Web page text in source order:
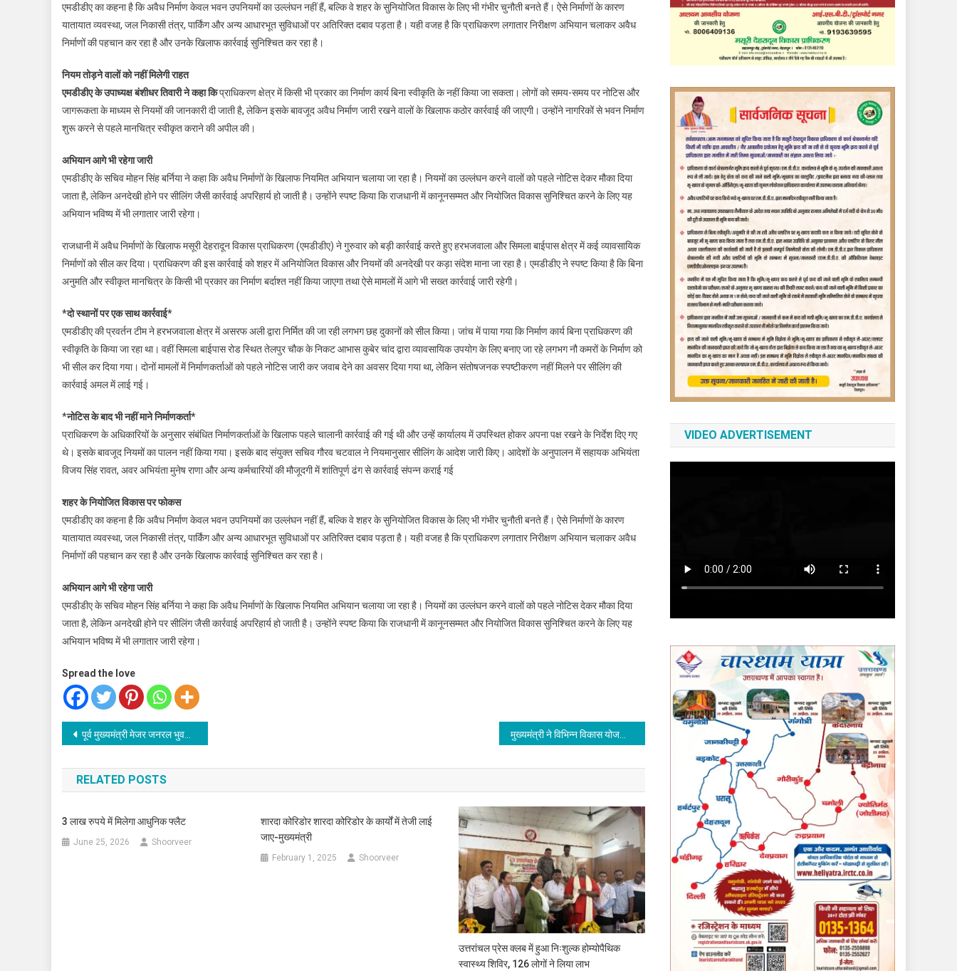
एमडीडीए का कहना है कि अवैध निर्माण केवल भवन उपनियमों का उल्लंघन नहीं हैं, बल्कि वे शहर के सुनियोजित विकास के लिए भी गंभीर चुनौती बनते हैं। ऐसे निर्माणों के कारण
यातायात व्यवस्था, जल निकासी तंत्र, पार्किंग और अन्य आधारभूत सुविधाओं पर अतिरिक्त दबाव पड़ता है। यही वजह है कि प्राधिकरण लगातार निरीक्षण अभियान चलाकर अवैध
निर्माणों की पहचान कर रहा है और उनके खिलाफ कार्रवाई सुनिश्चित कर रहा है।
नियम तोड़ने वालों को नहीं मिलेगी राहत
एमडीडीए के उपाध्यक्ष बंशीधर तिवारी ने कहा किप्राधिकरण क्षेत्र में किसी भी प्रकार का निर्माण कार्य बिना स्वीकृति के नहीं किया जा सकता। लोगों को समय-समय पर नोटिस और
जागरूकता के माध्यम से नियमों की जानकारी दी जाती है, लेकिन इसके बावजूद अवैध निर्माण जारी रखने वालों के खिलाफ कठोर कार्रवाई की जाएगी। उन्होंने नागरिकों से भवन निर्माण
शुरू करने से पहले मानचित्र स्वीकृत कराने की अपील की।
अभियान आगे भी रहेगा जारी
एमडीडीए के सचिव मोहन सिंह बर्निया ने कहा कि अवैध निर्माणों के खिलाफ नियमित अभियान चलाया जा रहा है। नियमों का उल्लंघन करने वालों को पहले नोटिस देकर मौका दिया
जाता है, लेकिन अनदेखी होने पर सीलिंग जैसी कार्रवाई अपरिहार्य हो जाती है। उन्होंने स्पष्ट किया कि राजधानी में कानूनसम्मत और नियोजित विकास सुनिश्चित करने के लिए यह
अभियान भविष्य में भी लगातार जारी रहेगा।
राजधानी में अवैध निर्माणों के खिलाफ मसूरी देहरादून विकास प्राधिकरण (एमडीडीए) ने गुरुवार को बड़ी कार्रवाई करते हुए हरभजवाला और सिमला बाईपास क्षेत्र में कई व्यावसायिक
निर्माणों को सील कर दिया। प्राधिकरण की इस कार्रवाई को शहर में अनियोजित विकास और नियमों की अनदेखी पर कड़ा संदेश माना जा रहा है। एमडीडीए ने स्पष्ट किया है कि बिना
अनुमति और स्वीकृत मानचित्र के किसी भी प्रकार का निर्माण बर्दाश्त नहीं किया जाएगा तथा ऐसे मामलों में आगे भी सख्त कार्रवाई जारी रहेगी।
*दो स्थानों पर एक साथ कार्रवाई*
एमडीडीए की प्रवर्तन टीम ने हरभजवाला क्षेत्र में असरफ अली द्वारा निर्मित की जा रही लगभग छह दुकानों को सील किया। जांच में पाया गया कि निर्माण कार्य बिना प्राधिकरण की
स्वीकृति के किया जा रहा था। वहीं सिमला बाईपास रोड स्थित तेलपुर चौक के निकट आभास कुबेर चांद द्वारा व्यावसायिक उपयोग के लिए बनाए जा रहे लगभग नौ कमरों के निर्माण को
भी सील कर दिया गया। दोनों मामलों में निर्माणकर्ताओं को पहले नोटिस जारी कर जवाब देने का अवसर दिया गया था, लेकिन संतोषजनक स्पष्टीकरण नहीं मिलने पर सीलिंग की
कार्रवाई अमल में लाई गई।
*नोटिस के बाद भी नहीं माने निर्माणकर्ता*
प्राधिकरण के अधिकारियों के अनुसार संबंधित निर्माणकर्ताओं के खिलाफ पहले चालानी कार्रवाई की गई थी और उन्हें कार्यालय में उपस्थित होकर अपना पक्ष रखने के निर्देश दिए गए
थे। इसके बावजूद नियमों का पालन नहीं किया गया। इसके बाद संयुक्त सचिव गौरव चटवाल ने नियमानुसार सीलिंग के आदेश जारी किए। आदेशों के अनुपालन में सहायक अभियंता
विजय सिंह रावत, अवर अभियंता मुनेष राणा और अन्य कर्मचारियों की मौजूदगी में शांतिपूर्ण ढंग से कार्रवाई संपन्न कराई गई
शहर के नियोजित विकास पर फोकस
एमडीडीए का कहना है कि अवैध निर्माण केवल भवन उपनियमों का उल्लंघन नहीं हैं, बल्कि वे शहर के सुनियोजित विकास के लिए भी गंभीर चुनौती बनते हैं। ऐसे निर्माणों के कारण
यातायात व्यवस्था, जल निकासी तंत्र, पार्किंग और अन्य आधारभूत सुविधाओं पर अतिरिक्त दबाव पड़ता है। यही वजह है कि प्राधिकरण लगातार निरीक्षण अभियान चलाकर अवैध
निर्माणों की पहचान कर रहा है और उनके खिलाफ कार्रवाई सुनिश्चित कर रहा है।
अभियान आगे भी रहेगा जारी
एमडीडीए के सचिव मोहन सिंह बर्निया ने कहा कि अवैध निर्माणों के खिलाफ नियमित अभियान चलाया जा रहा है। नियमों का उल्लंघन करने वालों को पहले नोटिस देकर मौका दिया
जाता है, लेकिन अनदेखी होने पर सीलिंग जैसी कार्रवाई अपरिहार्य हो जाती है। उन्होंने स्पष्ट किया कि राजधानी में कानूनसम्मत और नियोजित विकास सुनिश्चित करने के लिए यह
अभियान भविष्य में भी लगातार जारी रहेगा।
Spread the love
Post
navigation
पूर्व मुख्यमंत्री मेजर जनरल भुवन चंद्र खंडूड़ी (से.नि) की अंतिम यात्रा में उमड़ा जनसैलाब
RELATED POSTS
3 लाख रुपये में मिलेगा आधुनिक फ्लैट
June 25, 2026 Shoorveer
शारदा कोरिडोर शारदा कोरिडोर के कार्यों में तेजी लाई
जाए-मुख्यमंत्री
February 1, 2025 Shoorveer
उत्तरांचल प्रेस क्लब में हुआ निःशुल्क होम्योपैथिक
स्वास्थ्य शिविर, 126 लोगों ने लिया लाभ
VIDEO ADVERTISEMENT